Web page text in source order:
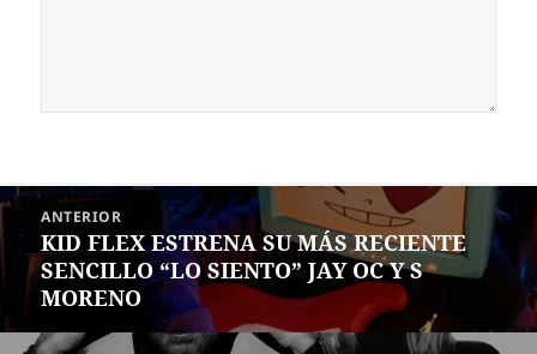
Navegación
entradas
ANTERIOR
Entrada
anterior:
KID FLEX ESTRENA SU MÁS RECIENTE
SENCILLO “LO SIENTO” JAY OC Y S
MORENO